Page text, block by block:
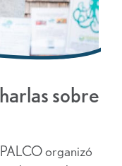
sobre
organizó